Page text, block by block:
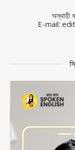
অস্থায়ী
E-mail: